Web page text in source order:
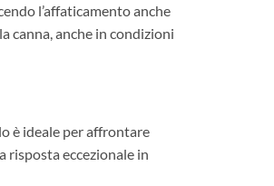
l’affaticamento anche
canna, anche in condizioni
è ideale per affrontare
risposta eccezionale in